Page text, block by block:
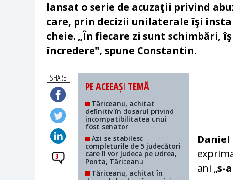
lansat o serie de acuzaţii privind
care, prin decizii unilaterale îşi
cheie. „În fiecare zi sunt schimbări,
încredere", spune Constantin.
SHARE
3
PE ACEEAȘI TEMĂ
Tăriceanu, achitat
definitiv în dosarul privind
incompatibilitatea unui
fost senator
Azi se stabilesc
completurile de 5 judecători
care îi vor judeca pe Udrea,
Ponta, Tăriceanu
Tăriceanu, achitat în
ani „s-